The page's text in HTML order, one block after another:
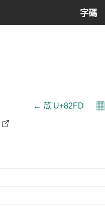
字碼
← 苽 U+82FD 𝄜